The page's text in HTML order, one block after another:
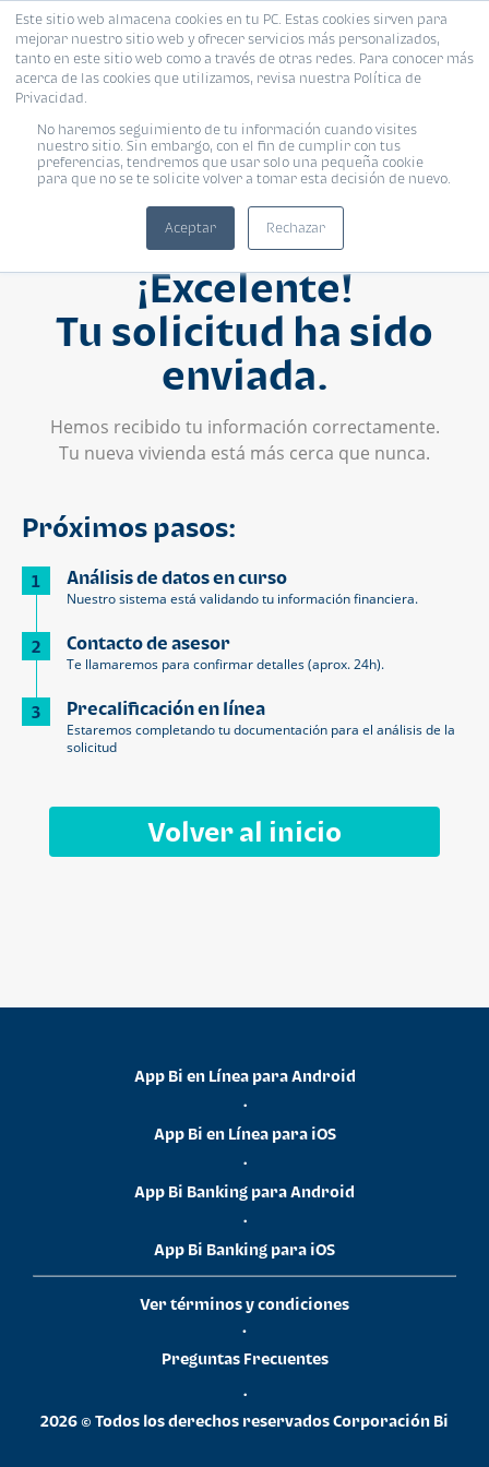
Este sitio web almacena cookies en tu PC. Estas cookies sirven para
mejorar nuestro sitio web y ofrecer servicios más personalizados,
tanto en este sitio web como a través de otras redes. Para conocer más
acerca de las cookies que utilizamos, revisa nuestra Política de
Privacidad.
No haremos seguimiento de tu información cuando visites
nuestro sitio. Sin embargo, con el fin de cumplir con tus
preferencias, tendremos que usar solo una pequeña cookie
para que no se te solicite volver a tomar esta decisión de nuevo.
Aceptar Rechazar
¡Excelente!
Tu solicitud ha sido
enviada.
Hemos recibido tu información correctamente.
Tu nueva vivienda está más cerca que nunca.
Próximos pasos:
1 Análisis de datos en curso
Nuestro sistema está validando tu información financiera.
2 Contacto de asesor
Te llamaremos para confirmar detalles (aprox. 24h).
3 Precalificación en línea
Estaremos completando tu documentación para el análisis de la
solicitud
Volver al inicio
App Bi en Línea para Android
•
App Bi en Línea para iOS
•
App Bi Banking para Android
•
App Bi Banking para iOS
Ver términos y condiciones
•
Preguntas Frecuentes
•
2026 © Todos los derechos reservados Corporación Bi